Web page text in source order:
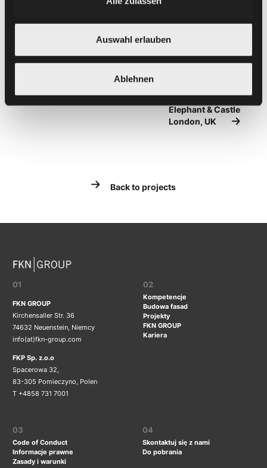
Auswahl erlauben
Ablehnen
Elephant & Castle
London, UK
Back to projects
01
FKN GROUP
Kirchensaller Str. 36
74632 Neuenstein, Niemcy
info(at)fkn-group.com
FKP Sp. z.o.o
Spacerowa 32,
83-305 Pomieczyno, Polen
T +4858 731 7001
02
Kompetencje
Budowa fasad
Projekty
FKN GROUP
Kariera
03
Code of Conduct
Informacje prawne
Zasady i warunki
04
Skontaktuj się z nami
Do pobrania